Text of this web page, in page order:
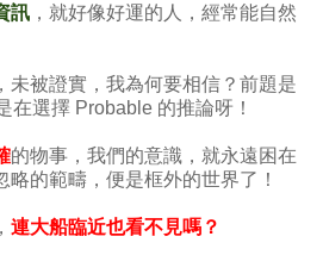
訊 ，就好像好運的人，經常能自然
未被證實，我為何要相信？前題是
在選擇 Probable 的推論呀！
的物事，我們的意識，就永遠困在
略的範疇，便是框外的世界了！
連大船臨近也看不見嗎？